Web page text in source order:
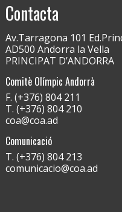
Contacta
Av.Tarragona 101
AD500 Andorra la Vella
PRINCIPAT D’ANDORRA
Comitè Olímpic Andorrà
F. (+376) 804 211
T. (+376) 804 210
coa@coa.ad
Comunicació
T. (+376) 804 213
comunicacio@coa.ad